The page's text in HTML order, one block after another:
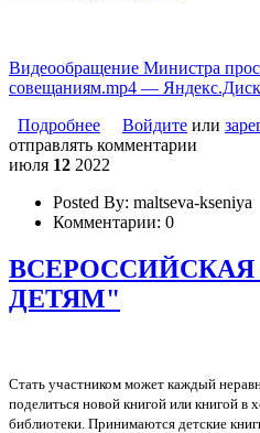
Видеообращение Министра
совещаниям.mp4 —
Подробнее о Видеообращение
Российской
Войдите или
отправлять комментарии
июля 12 2022
Posted By: maltseva-kseniya
Комментарии: 0
ДЕТЯМ"
Стать участником может каждый
поделиться новой книгой или книгой
библиотеки. Принимаются детские